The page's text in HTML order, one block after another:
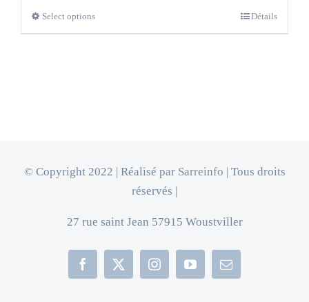
Select options Détails
© Copyright 2022 | Réalisé par Sarreinfo | Tous droits
réservés |
27 rue saint Jean 57915 Woustviller